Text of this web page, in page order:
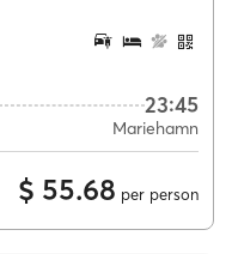
23:45
Mariehamn
$ 55.68 per person